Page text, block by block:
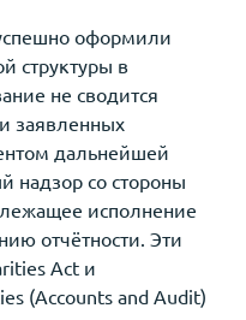
оформили
структуры в
не сводится
заявленных
дальнейшей
надзор со стороны
исполнение
отчётности. Эти
Act и
(Accounts and Audit)